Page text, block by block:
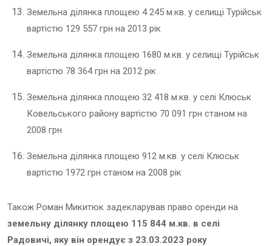
Земельна ділянка площею 4 245 м.кв. у селищі Турійськ
вартістю 129 557 грн на 2013 рік
Земельна ділянка площею 1680 м.кв. у селищі Турійськ
вартістю 78 364 грн на 2012 рік
Земельна ділянка площею 32 418 м.кв. у селі Клюськ
Ковельського району вартістю 70 091 грн станом на
2008 грн
Земельна ділянка площею 912 м.кв. у селі Клюськ
вартістю 1972 грн станом на 2008 рік
Також Роман Микитюк задекларував право оренди на
земельну ділянку площею 115 844 м.кв. в селі
Радовичі, яку він орендує з 23.03.2023 року